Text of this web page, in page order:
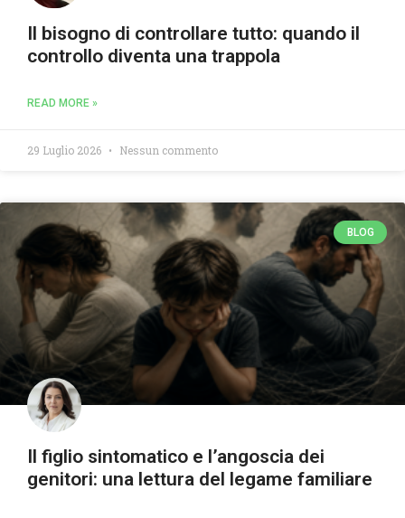
Il bisogno di controllare tutto: quando il
controllo diventa una trappola
READ MORE »
29 Luglio 2026 Nessun commento
BLOG
Il figlio sintomatico e l’angoscia dei
genitori: una lettura del legame familiare